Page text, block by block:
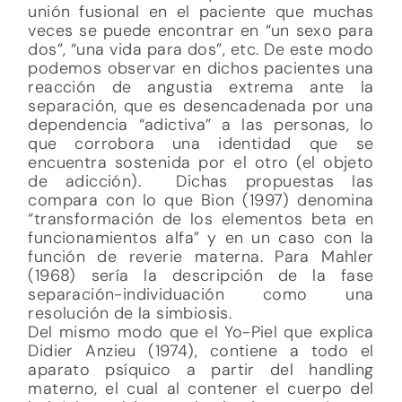
unión fusional en el paciente que muchas
veces se puede encontrar en “un sexo para
dos”, “una vida para dos”, etc. De este modo
podemos observar en dichos pacientes una
reacción de angustia extrema ante la
separación, que es desencadenada por una
dependencia “adictiva” a las personas, lo
que corrobora una identidad que se
encuentra sostenida por el otro (el objeto
de adicción). Dichas propuestas las
compara con lo que Bion (1997) denomina
“transformación de los elementos beta en
funcionamientos alfa” y en un caso con la
función de reverie materna. Para Mahler
(1968) sería la descripción de la fase
separación-individuación como una
resolución de la simbiosis.
Del mismo modo que el Yo-Piel que explica
Didier Anzieu (1974), contiene a todo el
aparato psíquico a partir del handling
materno, el cual al contener el cuerpo del